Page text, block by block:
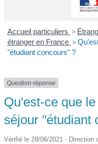
Accueil particuliers >
étranger en France >
"étudiant concours" ?
Question-réponse
Qu'est-ce que
séjour "étudiant
Vérifié le 28/06/2021 - Direction